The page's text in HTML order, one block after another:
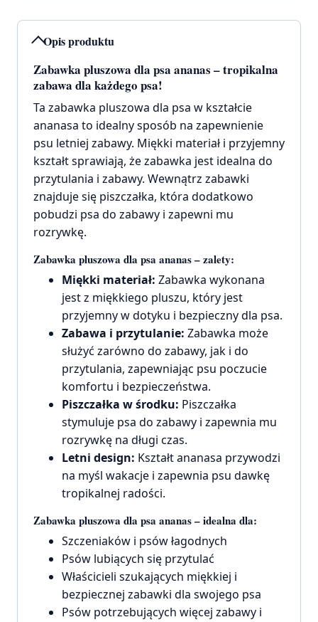
Opis produktu
Zabawka pluszowa dla psa ananas – tropikalna
zabawa dla każdego psa!
Ta zabawka pluszowa dla psa w kształcie
ananasa to idealny sposób na zapewnienie
psu letniej zabawy. Miękki materiał i przyjemny
kształt sprawiają, że zabawka jest idealna do
przytulania i zabawy. Wewnątrz zabawki
znajduje się piszczałka, która dodatkowo
pobudzi psa do zabawy i zapewni mu
rozrywkę.
Zabawka pluszowa dla psa ananas – zalety:
Miękki materiał: Zabawka wykonana
jest z miękkiego pluszu, który jest
przyjemny w dotyku i bezpieczny dla psa.
Zabawa i przytulanie: Zabawka może
służyć zarówno do zabawy, jak i do
przytulania, zapewniając psu poczucie
komfortu i bezpieczeństwa.
Piszczałka w środku: Piszczałka
stymuluje psa do zabawy i zapewnia mu
rozrywkę na długi czas.
Letni design: Kształt ananasa przywodzi
na myśl wakacje i zapewnia psu dawkę
tropikalnej radości.
Zabawka pluszowa dla psa ananas – idealna dla:
Szczeniaków i psów łagodnych
Psów lubiących się przytulać
Właścicieli szukających miękkiej i
bezpiecznej zabawki dla swojego psa
Psów potrzebujących więcej zabawy i